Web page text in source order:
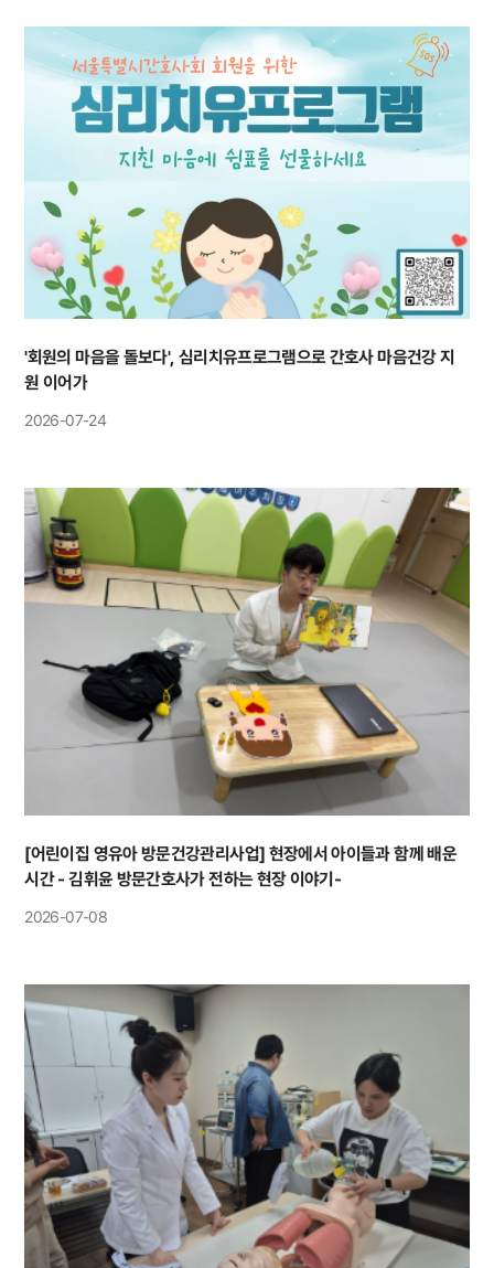
'회원의 마음을 돌보다', 심리치유프로그램으로 간호사 마음건강 지
원 이어가
2026-07-24
[어린이집 영유아 방문건강관리사업] 현장에서 아이들과 함께 배운
시간 - 김휘윤 방문간호사가 전하는 현장 이야기-
2026-07-08